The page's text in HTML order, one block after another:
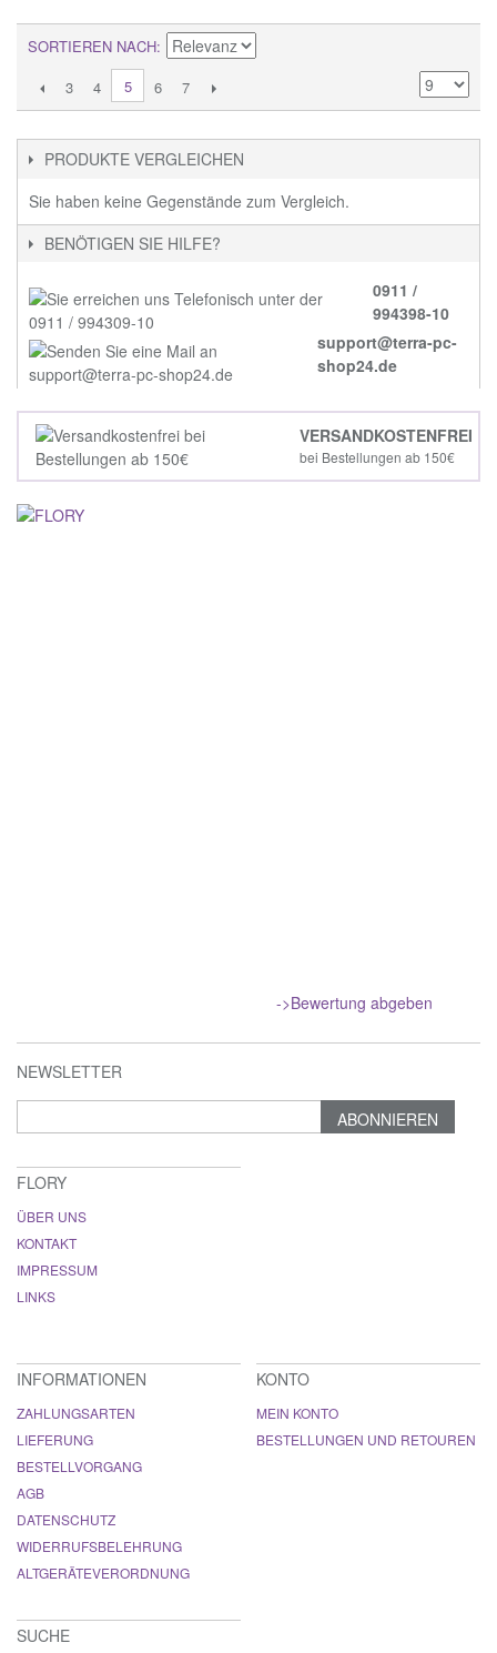
SORTIEREN NACH
3
4 5 6 7
PRODUKTE VERGLEICHEN
Sie haben keine Gegenstände zum Vergleich.
BENÖTIGEN SIE HILFE?
0911 /
994398-10
support@terra-pc-
shop24.de
VERSANDKOSTENFREI
bei Bestellungen ab 150€
->Bewertung abgeben
NEWSLETTER
ABONNIEREN
FLORY
ÜBER UNS
KONTAKT
IMPRESSUM
LINKS
INFORMATIONEN
ZAHLUNGSARTEN
LIEFERUNG
BESTELLVORGANG
AGB
DATENSCHUTZ
WIDERRUFSBELEHRUNG
ALTGERÄTEVERORDNUNG
KONTO
MEIN KONTO
BESTELLUNGEN UND RETOUREN
SUCHE